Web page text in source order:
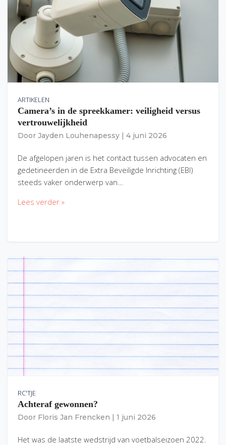
ARTIKELEN
Camera’s in de spreekkamer: veiligheid versus
vertrouwelijkheid
Door Jayden Louhenapessy 4 juni 2026
De afgelopen jaren is het contact tussen advocaten en
gedetineerden in de Extra Beveiligde Inrichting (EBI)
steeds vaker onderwerp van…
Lees verder »
RC'TJE
Achteraf gewonnen?
Door Floris Jan Frencken 1 juni 2026
Het was de laatste wedstrijd van voetbalseizoen 2022.